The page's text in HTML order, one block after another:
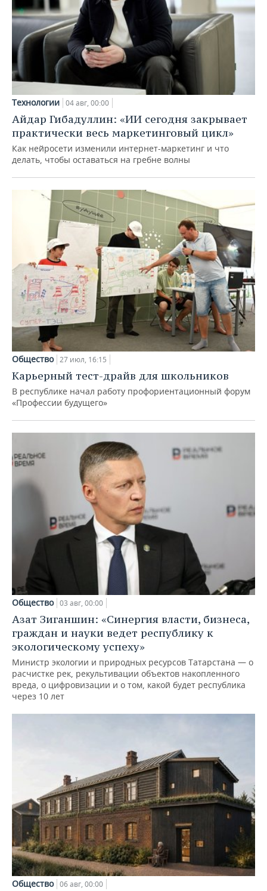
Технологии 04 авг, 00:00
Айдар Гибадуллин: «ИИ сегодня закрывает
практически весь маркетинговый цикл»
Как нейросети изменили интернет-маркетинг и что
делать, чтобы оставаться на гребне волны
Общество 27 июл, 16:15
Карьерный тест-драйв для школьников
В республике начал работу профориентационный форум
«Профессии будущего»
Общество 03 авг, 00:00
Азат Зиганшин: «Синергия власти, бизнеса,
граждан и науки ведет республику к
экологическому успеху»
Министр экологии и природных ресурсов Татарстана — о
расчистке рек, рекультивации объектов накопленного
вреда, о цифровизации и о том, какой будет республика
через 10 лет
Общество 06 авг, 00:00